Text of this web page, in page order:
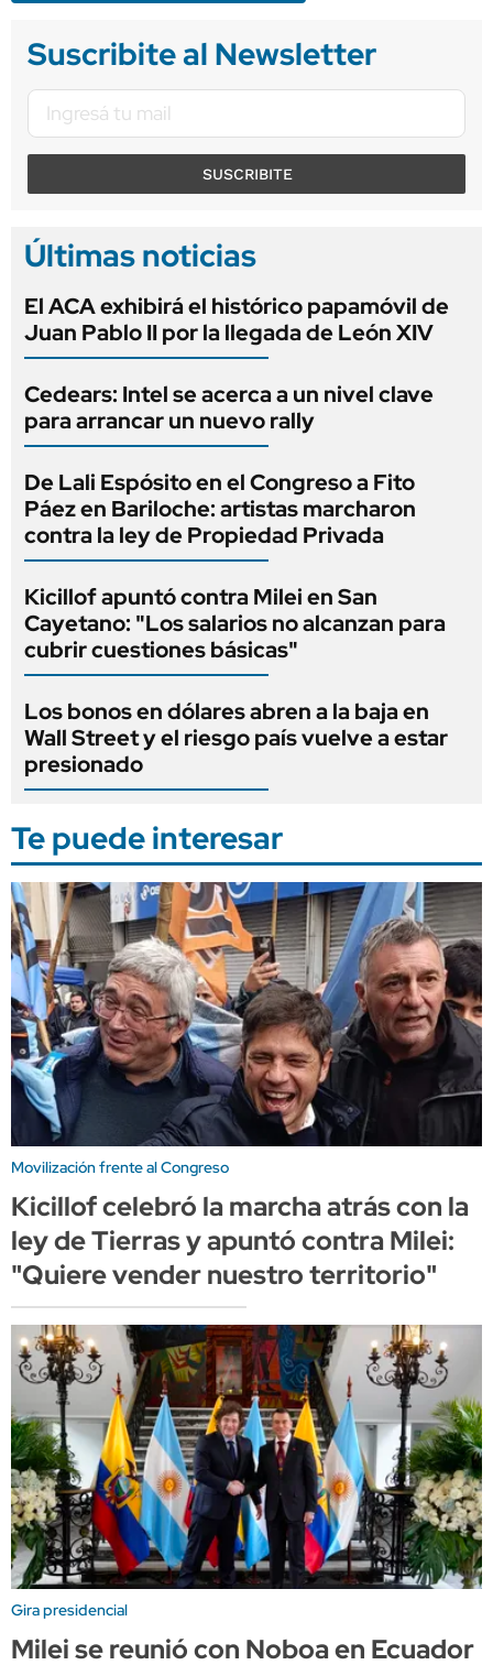
Suscribite al Newsletter
SUSCRIBITE
Últimas noticias
El ACA exhibirá el histórico papamóvil de
Juan Pablo II por la llegada de León XIV
Cedears: Intel se acerca a un nivel clave
para arrancar un nuevo rally
De Lali Espósito en el Congreso a Fito
Páez en Bariloche: artistas marcharon
contra la ley de Propiedad Privada
Kicillof apuntó contra Milei en San
Cayetano: "Los salarios no alcanzan para
cubrir cuestiones básicas"
Los bonos en dólares abren a la baja en
Wall Street y el riesgo país vuelve a estar
presionado
Te puede interesar
Movilización frente al Congreso
Kicillof celebró la marcha atrás con la
ley de Tierras y apuntó contra Milei:
"Quiere vender nuestro territorio"
Gira presidencial
Milei se reunió con Noboa en Ecuador